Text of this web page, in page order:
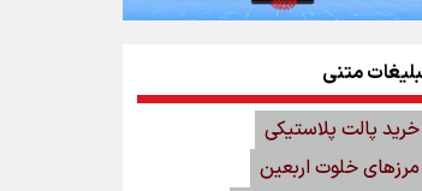
متنی
خرید پالت پلاستیکی
مرزهای خلوت اربعین